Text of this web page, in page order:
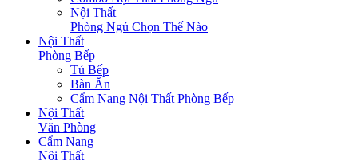
Nội Thất
Phòng Ngủ Chọn Thế Nào
Nội Thất
Phòng Bếp
Tủ Bếp
Bàn Ăn
Cẩm Nang Nội Thất Phòng Bếp
Nội Thất
Văn Phòng
Cẩm Nang
Nội Thất